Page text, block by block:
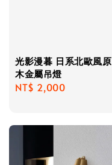
光影漫暮 日系北歐風原
木金屬吊燈
Regular
NT$ 2,000